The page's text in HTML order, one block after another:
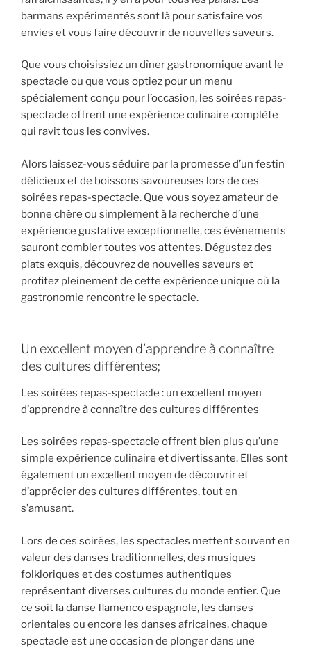
barmans expérimentés sont là pour satisfaire vos
envies et vous faire découvrir de nouvelles saveurs.
Que vous choisissiez un dîner gastronomique avant le
spectacle ou que vous optiez pour un menu
spécialement conçu pour l’occasion, les soirées repas-
spectacle offrent une expérience culinaire complète
qui ravit tous les convives.
Alors laissez-vous séduire par la promesse d’un festin
délicieux et de boissons savoureuses lors de ces
soirées repas-spectacle. Que vous soyez amateur de
bonne chère ou simplement à la recherche d’une
expérience gustative exceptionnelle, ces événements
sauront combler toutes vos attentes. Dégustez des
plats exquis, découvrez de nouvelles saveurs et
profitez pleinement de cette expérience unique où la
gastronomie rencontre le spectacle.
Un excellent moyen d’apprendre à connaître
des cultures différentes;
Les soirées repas-spectacle : un excellent moyen
d’apprendre à connaître des cultures différentes
Les soirées repas-spectacle offrent bien plus qu’une
simple expérience culinaire et divertissante. Elles sont
également un excellent moyen de découvrir et
d’apprécier des cultures différentes, tout en
s’amusant.
Lors de ces soirées, les spectacles mettent souvent en
valeur des danses traditionnelles, des musiques
folkloriques et des costumes authentiques
représentant diverses cultures du monde entier. Que
ce soit la danse flamenco espagnole, les danses
orientales ou encore les danses africaines, chaque
spectacle est une occasion de plonger dans une